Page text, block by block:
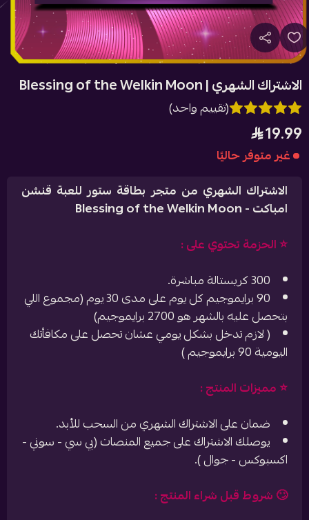
الاشتراك الشهري | Blessing of the Welkin Moon
(تقييم واحد)
19.99
غير متوفر حاليًا
الاشتراك الشهري من متجر بطاقة ستور للعبة قنشن
امباكت - Blessing of the Welkin Moon
⭐️ الحزمة تحتوي على :
300 كريستالة مباشرة.
90 برايموجيم كل يوم على مدى 30 يوم (مجموع اللي
بتحصل عليه بالشهر هو 2700 برايموجيم)
( لازم تدخل بشكل يومي عشان تحصل على مكافأتك
اليومية 90 برايموجيم )
⭐️ مميزات المنتج :
ضمان على الاشتراك الشهري من السحب للأبد.
يوصلك الاشتراك على جميع المنصات (بي سي - سوني -
اكسبوكس - جوال ).
🙄 شروط قبل شراء المنتج :